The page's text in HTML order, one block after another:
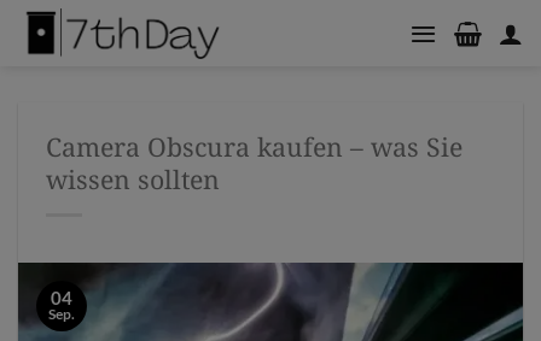
Zum
Inhalt
Camera Obscura kaufen – was Sie
wissen sollten
04
Sep.